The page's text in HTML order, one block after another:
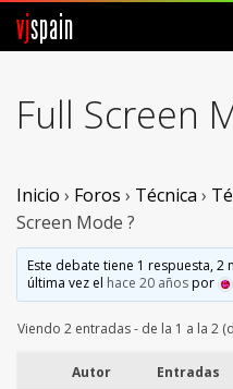
vjspain
Foros
Vjspain
Ayuda
Contacto
Full Screen
Inicio › Foros › Técnica ›
Screen Mode ?
Este debate tiene 1 respuesta,
última vez el hace 20 añospor
Viendo 2 entradas - de la 1 a la 2
Autor Entradas